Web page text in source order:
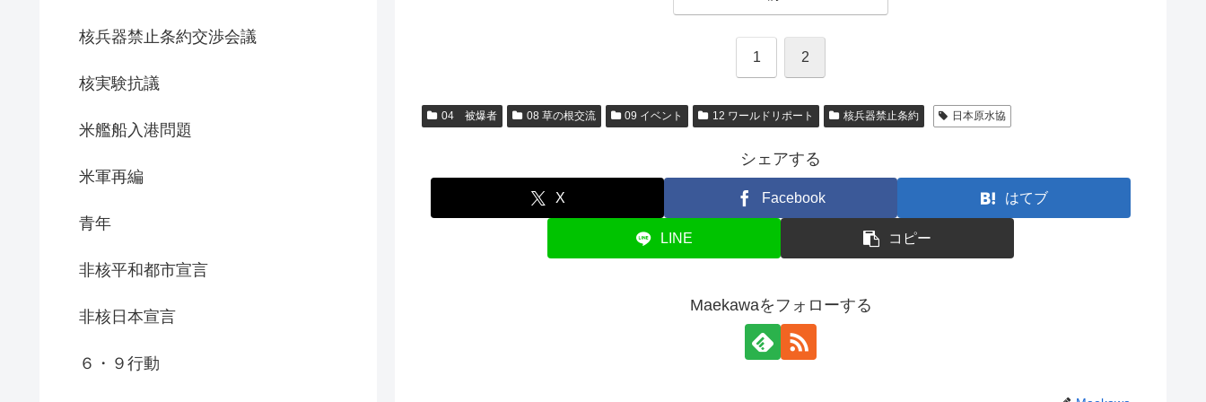
1 2
04 被爆者 08 草の根交流 09 イベント 12 ワールドリポート 核兵器禁止条約 日本原水協
シェアする
X Facebook はてブ
LINE コピー
Maekawaをフォローする
核兵器禁止条約交渉会議
核実験抗議
米艦船入港問題
米軍再編
青年
非核平和都市宣言
非核日本宣言
６・９行動